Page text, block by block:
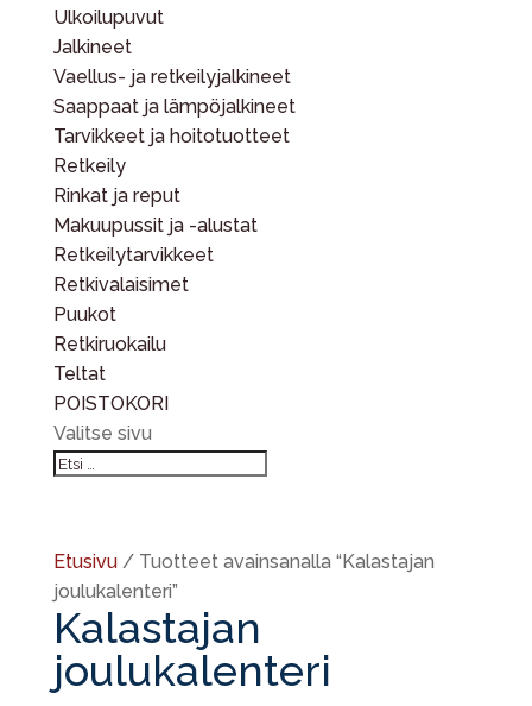
Ulkoilupuvut
Jalkineet
Vaellus- ja retkeilyjalkineet
Saappaat ja lämpöjalkineet
Tarvikkeet ja hoitotuotteet
Retkeily
Rinkat ja reput
Makuupussit ja -alustat
Retkeilytarvikkeet
Retkivalaisimet
Puukot
Retkiruokailu
Teltat
POISTOKORI
Valitse sivu
Etusivu/ Tuotteet avainsanalla “Kalastajan
joulukalenteri”
Kalastajan
joulukalenteri